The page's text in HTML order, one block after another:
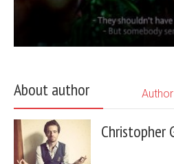
About author
Christopher